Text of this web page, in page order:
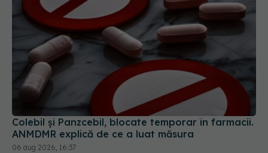
Colebil și Panzcebil, blocate temporar în farmacii.
ANMDMR explică de ce a luat măsura
06 aug 2026, 16:37